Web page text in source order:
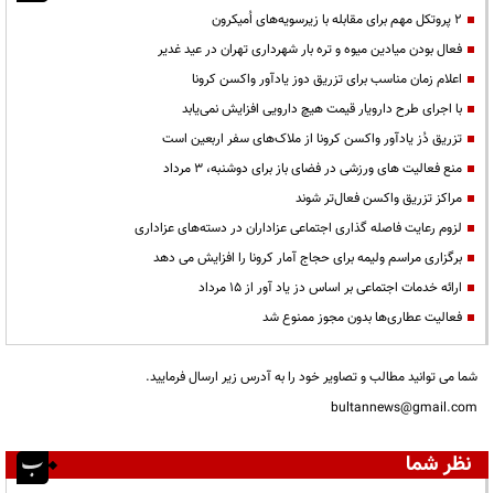
۲ پروتکل مهم برای مقابله با زیرسویه‌های اُمیکرون
فعال بودن میادین میوه و تره بار شهرداری تهران در عید غدیر
اعلام زمان مناسب برای تزریق دوز یادآور واکسن کرونا
با اجرای طرح دارویار قیمت هیچ دارویی افزایش نمی‌یابد
تزریق دُز یادآور واکسن کرونا از ملاک‌های سفر اربعین است
منع فعالیت های ورزشی در فضای باز برای دوشنبه، ۳ مرداد
مراکز تزریق واکسن فعال‌تر شوند
لزوم رعایت فاصله گذاری اجتماعی عزاداران در دسته‌های عزاداری
برگزاری مراسم ولیمه برای حجاج آمار کرونا را افزایش می دهد
ارائه خدمات اجتماعی بر اساس دز یاد آور از ۱۵ مرداد
فعالیت عطاری‌ها بدون مجوز ممنوع شد
شما می توانید مطالب و تصاویر خود را به آدرس زیر ارسال فرمایید.
bultannews@gmail.com
نظر شما